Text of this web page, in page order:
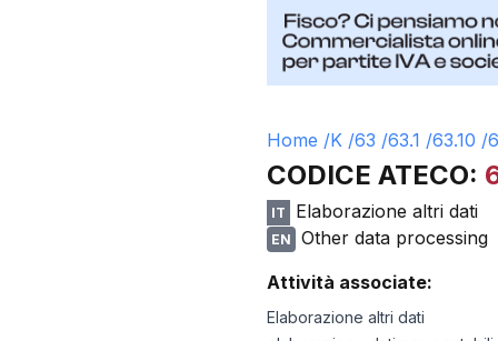
Home /K /63 /63.1 /63.10 /
CODICE ATECO:
IT Elaborazione altri dati
EN
Other data processing
Attività associate:
Elaborazione altri dati